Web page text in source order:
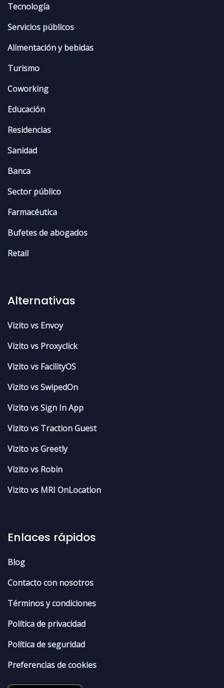
Tecnología
Servicios públicos
Alimentación y bebidas
Turismo
Coworking
Educación
Residencias
Sanidad
Banca
Sector público
Farmacéutica
Bufetes de abogados
Retail
Alternativas
Vizito vs Envoy
Vizito vs Proxyclick
Vizito vs FacilityOS
Vizito vs SwipedOn
Vizito vs Sign In App
Vizito vs Traction Guest
Vizito vs Greetly
Vizito vs Robin
Vizito vs MRI OnLocation
Enlaces rápidos
Blog
Contacto con nosotros
Términos y condiciones
Política de privacidad
Política de seguridad
Preferencias de cookies